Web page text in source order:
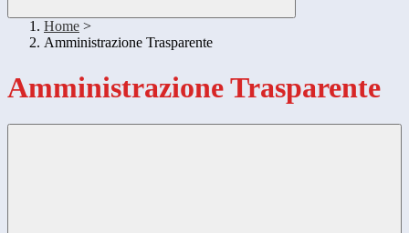
Home >
Amministrazione Trasparente
Amministrazione Trasparente